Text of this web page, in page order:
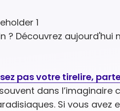
? Découvrez aujourd'hui
pas votre tirelire,
dans l’imaginaire
Si vous avez